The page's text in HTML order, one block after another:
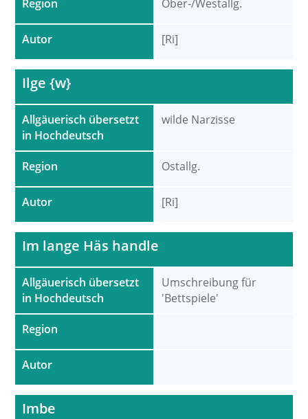
Region
Autor
Ober-/Westallg.
[Ri]
Allgäuerisch übersetzt
in Hochdeutsch
Region
Autor
Ilge {w}
wilde Narzisse
Ostallg.
[Ri]
Allgäuerisch übersetzt
in Hochdeutsch
Region
Autor
Im lange Häs handle
Umschreibung für
'Bettspiele'
Imbe